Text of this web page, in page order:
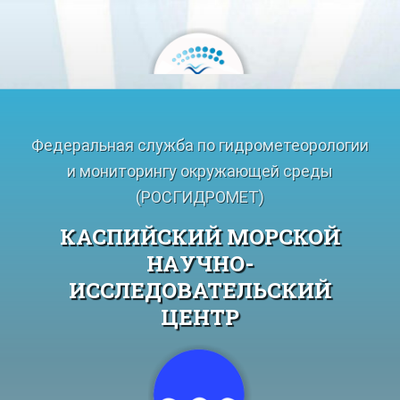
Федеральная служба по гидрометеорологии
и мониторингу окружающей среды
(РОСГИДРОМЕТ)
КАСПИЙСКИЙ МОРСКОЙ
НАУЧНО-
ИССЛЕДОВАТЕЛЬСКИЙ
ЦЕНТР